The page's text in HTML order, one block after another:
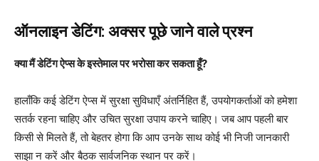
ऑनलाइन डेटिंग: अक्सर पूछे जाने वाले प्रश्न
क्या मैं डेटिंग ऐप्स के इस्तेमाल पर भरोसा कर सकता हूँ?
हालाँकि कई डेटिंग ऐप्स में सुरक्षा सुविधाएँ अंतर्निहित हैं, उपयोगकर्ताओं को हमेशा
सतर्क रहना चाहिए और उचित सुरक्षा उपाय करने चाहिए। जब आप पहली बार
किसी से मिलते हैं, तो बेहतर होगा कि आप उनके साथ कोई भी निजी जानकारी
साझा न करें और बैठक सार्वजनिक स्थान पर करें।